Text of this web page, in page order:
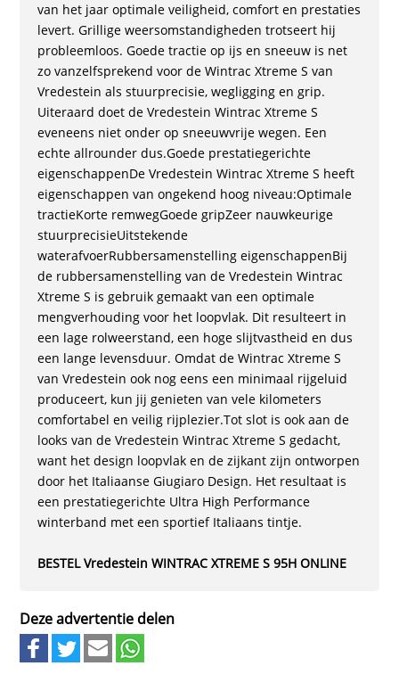
van het jaar optimale veiligheid, comfort en prestaties
levert. Grillige weersomstandigheden trotseert hij
probleemloos. Goede tractie op ijs en sneeuw is net
zo vanzelfsprekend voor de Wintrac Xtreme S van
Vredestein als stuurprecisie, wegligging en grip.
Uiteraard doet de Vredestein Wintrac Xtreme S
eveneens niet onder op sneeuwvrije wegen. Een
echte allrounder dus.Goede prestatiegerichte
eigenschappenDe Vredestein Wintrac Xtreme S heeft
eigenschappen van ongekend hoog niveau:Optimale
tractieKorte remwegGoede gripZeer nauwkeurige
stuurprecisieUitstekende
waterafvoerRubbersamenstelling eigenschappenBij
de rubbersamenstelling van de Vredestein Wintrac
Xtreme S is gebruik gemaakt van een optimale
mengverhouding voor het loopvlak. Dit resulteert in
een lage rolweerstand, een hoge slijtvastheid en dus
een lange levensduur. Omdat de Wintrac Xtreme S
van Vredestein ook nog eens een minimaal rijgeluid
produceert, kun jij genieten van vele kilometers
comfortabel en veilig rijplezier.Tot slot is ook aan de
looks van de Vredestein Wintrac Xtreme S gedacht,
want het design loopvlak en de zijkant zijn ontworpen
door het Italiaanse Giugiaro Design. Het resultaat is
een prestatiegerichte Ultra High Performance
winterband met een sportief Italiaans tintje.
BESTEL Vredestein WINTRAC XTREME S 95H ONLINE
Deze advertentie delen